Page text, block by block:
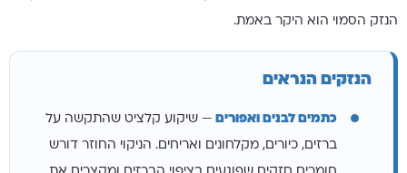
הנזק הסמוי הוא היקר באמת.
הנזקים הנראים
כתמים לבנים ואפורים — שיקוע קלציט שהתקשה על
ברזים, כיורים, מקלחונים ואריחים. הניקוי החוזר דורש